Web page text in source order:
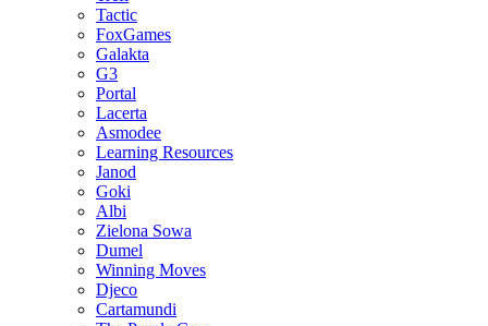
Tactic
FoxGames
Galakta
G3
Portal
Lacerta
Asmodee
Learning Resources
Janod
Goki
Albi
Zielona Sowa
Dumel
Winning Moves
Djeco
Cartamundi